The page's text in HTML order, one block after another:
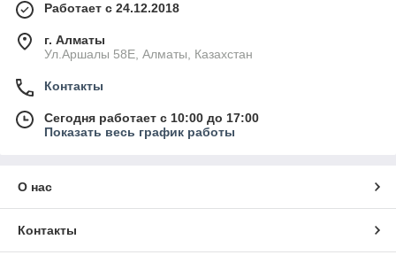
Работает с 24.12.2018
г. Алматы
Ул.Аршалы 58Е, Алматы, Казахстан
Контакты
Сегодня работает с 10:00 до 17:00
Показать весь график работы
О нас
Контакты